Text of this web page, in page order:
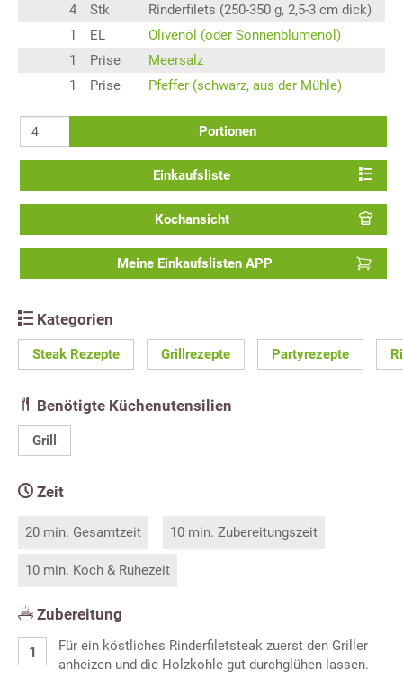
4 Stk
Rinderfilets (250-350 g, 2,5-3 cm dick)
1
EL
Olivenöl (oder Sonnenblumenöl)
1
Prise
Meersalz
1
Prise Pfeffer (schwarz, aus der Mühle)
Portionen
Einkaufsliste
Kochansicht
Meine Einkaufslisten APP
Kategorien
Steak Rezepte Grillrezepte Partyrezepte
Benötigte Küchenutensilien
Grill
Zeit
20 min. Gesamtzeit 10 min. Zubereitungszeit
10 min. Koch & Ruhezeit
Zubereitung
Für ein köstliches Rinderfiletsteak zuerst den Griller
anheizen und die Holzkohle gut durchglühen lassen.